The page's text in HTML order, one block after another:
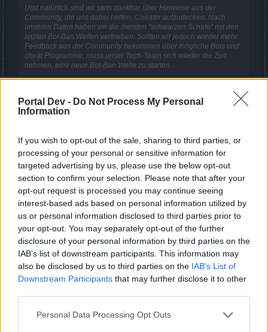
Portal Dev - Do Not Process My Personal
Information
If you wish to opt-out of the sale, sharing to third parties, or
processing of your personal or sensitive information for
targeted advertising by us, please use the below opt-out
section to confirm your selection. Please note that after your
opt-out request is processed you may continue seeing
interest-based ads based on personal information utilized by
us or personal information disclosed to third parties prior to
your opt-out. You may separately opt-out of the further
disclosure of your personal information by third parties on the
IAB’s list of downstream participants. This information may
also be disclosed by us to third parties on the IAB’s List of
Downstream Participants that may further disclose it to other
Personal Data Processing Opt Outs
Und natürlich sind wir stets dankbar über Hinweise aus der
Community, die uns dabei helfen, Cheater aufzudecken. Nach
unseren Daten haben wir die meisten "schwarzen Schafe" mit den
letzten Bot-Ban Wellen vertrieben. Sollten wir jedoch wieder mehr
Feedback aus der Community bekommen über mögliche Bots und
cheat Programme, muss unser Tech-Team sich wieder die Zeit
nehmen, eine neue Bot-Ban Welle zu starten.
überraschenderweise erneut paar wochen bzgl. der bot-
problematik ergebnislos verstrichen.
wollt ihr, trotz der tatsache dass in der zwischenzeit schon
wieder das ganze spiel verseucht ist und es auch alle
wissen, immernoch die grottenschlechte blümchenland-
taktik aus deinem zitat weiterfahren?
dann halt dich wenigstens an dein phrasen-gedresche und
los gehts:
feedback aus der com is genug vorhanden, beweise
wurden wie immer zu hauf zugespielt, passiert is gar nix,
von offizieller seite kam auch kein kommentar mehr zum
thema. was is los dj, wo bleibt denn nu die bot-ban welle?
9 November 2017
Carcazónneund semen470gefällt dies.